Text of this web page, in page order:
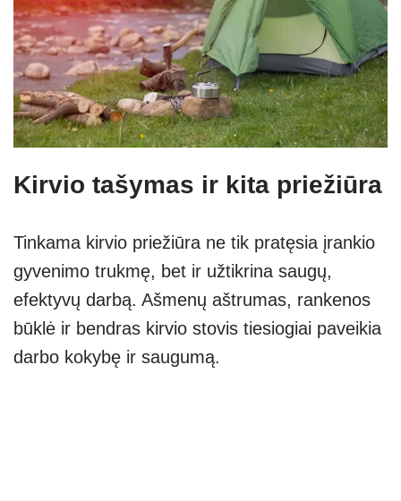
Kirvio tašymas ir kita priežiūra
Tinkama kirvio priežiūra ne tik pratęsia įrankio
gyvenimo trukmę, bet ir užtikrina saugų,
efektyvų darbą. Ašmenų aštrumas, rankenos
būklė ir bendras kirvio stovis tiesiogiai paveikia
darbo kokybę ir saugumą.